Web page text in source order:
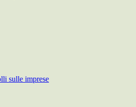
sulle imprese